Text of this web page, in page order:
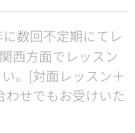
に数回不定期にてレ
西方面でレッスン
。[対面レッスン＋
せでもお受けいた